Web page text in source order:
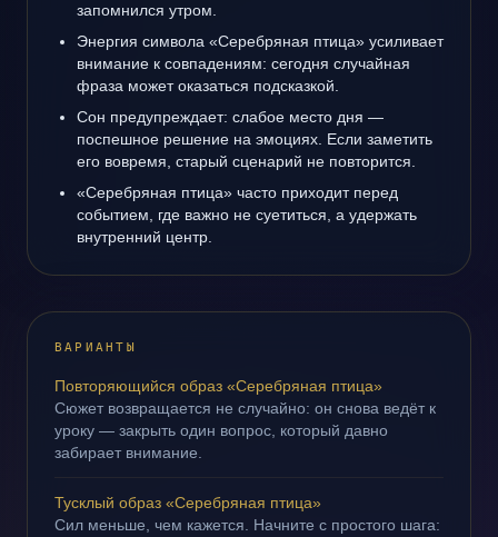
запомнился утром.
Энергия символа «Серебряная птица» усиливает
внимание к совпадениям: сегодня случайная
фраза может оказаться подсказкой.
Сон предупреждает: слабое место дня —
поспешное решение на эмоциях. Если заметить
его вовремя, старый сценарий не повторится.
«Серебряная птица» часто приходит перед
событием, где важно не суетиться, а удержать
внутренний центр.
ВАРИАНТЫ
Повторяющийся образ «Серебряная птица»
Сюжет возвращается не случайно: он снова ведёт к
уроку — закрыть один вопрос, который давно
забирает внимание.
Тусклый образ «Серебряная птица»
Сил меньше, чем кажется. Начните с простого шага: